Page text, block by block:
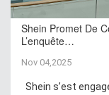
Shein Promet De
L’enquête…
Nov 04,2025
Shein s’est